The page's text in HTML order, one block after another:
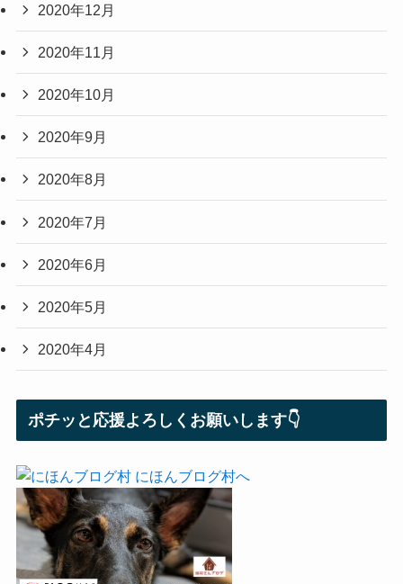
2020年12月
2020年11月
2020年10月
2020年9月
2020年8月
2020年7月
2020年6月
2020年5月
2020年4月
ポチッと応援よろしくお願いします👇